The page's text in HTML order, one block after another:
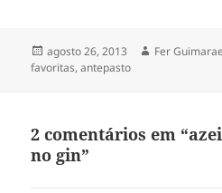
Publicado
em
agosto 26, 2013 Autor
Fer
favoritas,antepasto
2 comentários em
no gin”